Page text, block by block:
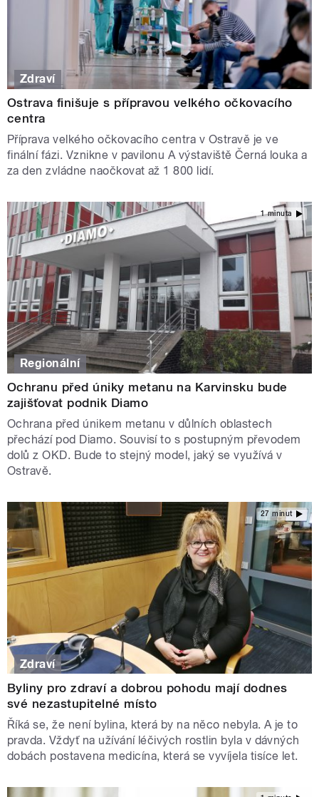
Zdraví
Ostrava finišuje s přípravou velkého očkovacího
centra
Příprava velkého očkovacího centra v Ostravě je ve
finální fázi. Vznikne v pavilonu A výstaviště Černá louka a
za den zvládne naočkovat až 1 800 lidí.
1 minuta
Regionální
Ochranu před úniky metanu na Karvinsku bude
zajišťovat podnik Diamo
Ochrana před únikem metanu v důlních oblastech
přechází pod Diamo. Souvisí to s postupným převodem
dolů z OKD. Bude to stejný model, jaký se využívá v
Ostravě.
27 minut
Zdraví
Byliny pro zdraví a dobrou pohodu mají dodnes
své nezastupitelné místo
Říká se, že není bylina, která by na něco nebyla. A je to
pravda. Vždyť na užívání léčivých rostlin byla v dávných
dobách postavena medicína, která se vyvíjela tisíce let.